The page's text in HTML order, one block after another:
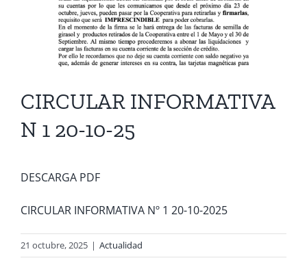
CIRCULAR INFORMATIVA
N 1 20-10-25
DESCARGA PDF
CIRCULAR INFORMATIVA Nº 1 20-10-2025
21 octubre, 2025 | Actualidad